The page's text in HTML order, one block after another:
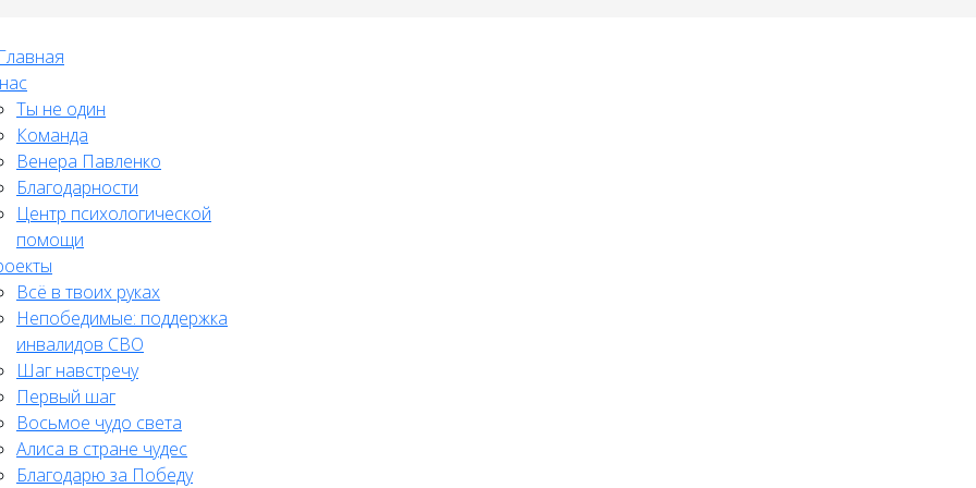
Ты не один
Команда
Венера Павленко
Благодарности
Центр психологической
помощи
Всё в твоих руках
Непобедимые: поддержка
инвалидов СВО
Шаг навстречу
Первый шаг
Восьмое чудо света
Алиса в стране чудес
Благодарю за Победу